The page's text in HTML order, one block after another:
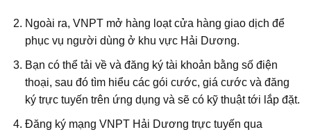
Ngoài ra, VNPT mở hàng loạt cửa hàng giao dịch để
phục vụ người dùng ở khu vực Hải Dương.
Bạn có thể tải về và đăng ký tài khoản bằng số điện
thoại, sau đó tìm hiểu các gói cước, giá cước và đăng
ký trực tuyến trên ứng dụng và sẽ có kỹ thuật tới lắp đặt.
Đăng ký mạng VNPT Hải Dương trực tuyến qua